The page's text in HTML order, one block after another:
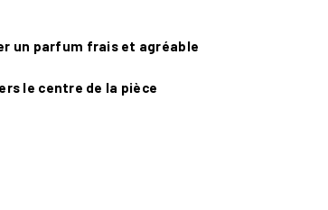
un parfum frais et agréable
le centre de la pièce